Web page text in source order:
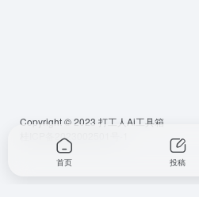
Copyright © 2023 打工人Ai工具箱
桂ICP备2023002501号-1
首页 投稿